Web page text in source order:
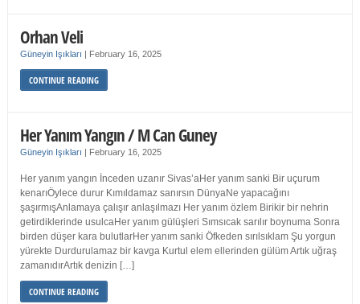
Orhan Veli
Güneyin Işıkları | February 16, 2025
CONTINUE READING
Her Yanım Yangın / M Can Guney
Güneyin Işıkları | February 16, 2025
Her yanım yangın İnceden uzanır Sivas’aHer yanım sanki Bir uçurum
kenarıÖylece durur Kımıldamaz sanırsın DünyaNe yapacağını
şaşırmışAnlamaya çalışır anlaşılmazı Her yanım özlem Birikir bir nehrin
getirdiklerinde usulcaHer yanım gülüşleri Sımsıcak sarılır boynuma Sonra
birden düşer kara bulutlarHer yanım sanki Öfkeden sırılsıklam Şu yorgun
yürekte Durdurulamaz bir kavga Kurtul elem ellerinden gülüm Artık uğraş
zamanıdırArtık denizin […]
CONTINUE READING